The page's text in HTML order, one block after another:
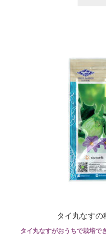
タイ丸なすの
タイ丸なすがおうちで栽培で